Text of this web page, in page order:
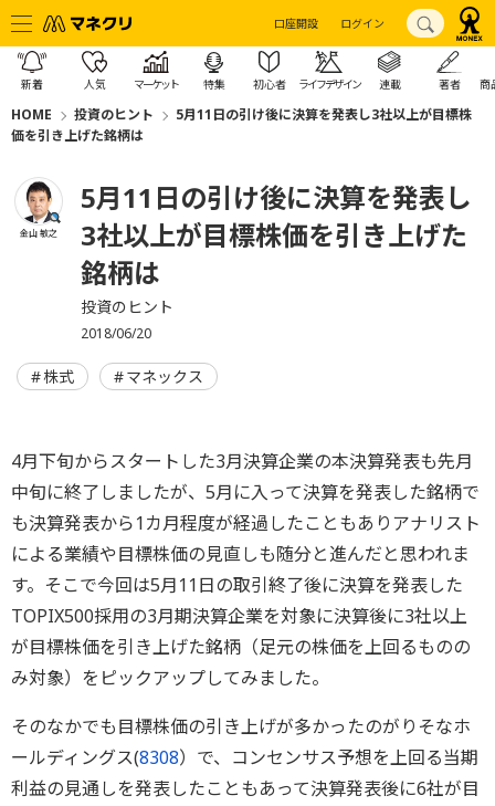
口座開設 ログイン
新着 人気 マーケット 特集 初心者 ライフデザイン 連載 著者 商
HOME 投資のヒント
5月11日の引け後に決算を発表し3社以上が目標株
価を引き上げた銘柄は
金山 敏之
5月11日の引け後に決算を発表し
3社以上が目標株価を引き上げた
銘柄は
投資のヒント
2018/06/20
株式 マネックス
4月下旬からスタートした3月決算企業の本決算発表も先月
中旬に終了しましたが、5月に入って決算を発表した銘柄で
も決算発表から1カ月程度が経過したこともありアナリスト
による業績や目標株価の見直しも随分と進んだと思われま
す。そこで今回は5月11日の取引終了後に決算を発表した
TOPIX500採用の3月期決算企業を対象に決算後に3社以上
が目標株価を引き上げた銘柄（足元の株価を上回るものの
み対象）をピックアップしてみました。
そのなかでも目標株価の引き上げが多かったのがりそなホ
ールディングス(8308）で、コンセンサス予想を上回る当期
利益の見通しを発表したこともあって決算発表後に6社が目